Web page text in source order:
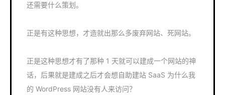
还需要什么策划。
正是有这种思想，才造就出那么多废弃网站、死网站。
正是这种思想才有了那种 1 天就可以建成一个网站的神
话，后果就是建成之后才会想自助建站 SaaS 为什么我
的 WordPress 网站没有人来访问？